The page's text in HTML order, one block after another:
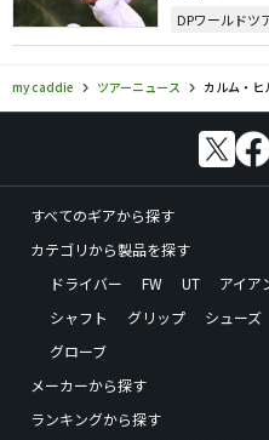
DPワールドツ
my caddie ツアーニュース カルム・ヒル
すべてのギアから探す
カテゴリから製品を探す
ドライバー
FW UT アイア
シャフト
グリップ シューズ
グローブ
メーカーから探す
ランキングから探す